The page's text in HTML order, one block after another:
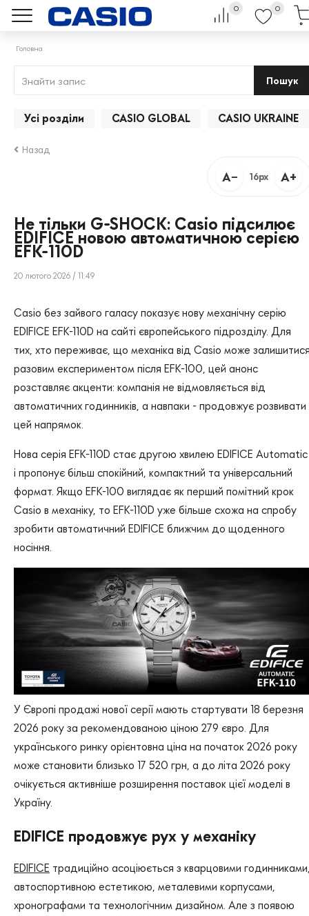
0 0
Головна
Пошук
Усі розділи CASIO GLOBAL CASIO UKRAINE
Назад
A− 16px A+
Не тільки G-SHOCK: Casio підсилює
EDIFICE новою автоматичною серією
EFK-110D
20 лютого 2026 / 11:49
Casio без зайвого галасу показує нову механічну серію
EDIFICE EFK-110D на сайті європейського підрозділу. Для
тих, хто переживає, що механіка від Casio може
разовим експериментом після EFK-100, цей анонс
розставляє акценти: компанія не відмовляється від
автоматичних годинників, а навпаки - продовжує розвивати
цей напрямок.
Нова серія EFK-110D стає другою хвилею EDIFICE Automatic
і пропонує більш спокійний, компактний та універсальний
формат. Якщо EFK-100 виглядає як перший помітний крок
Casio в механіку, то EFK-110D уже більше схожа на спробу
зробити автоматичний EDIFICE ближчим до щоденного
носіння.
У Європі продажі нової серії мають стартувати 18 березня
2026 року за рекомендованою ціною 279 євро. Для
українського ринку орієнтовна ціна на початок 2026 року
може становити близько 17 520 грн, а до літа 2026 року
очікується активніше розширення поставок цієї моделі в
Україну.
EDIFICE продовжує рух у механіку
EDIFICE традиційно асоціюється з кварцовими
автоспортивною естетикою, металевими корпусами,
хронографами та технологічним дизайном. Але з появою